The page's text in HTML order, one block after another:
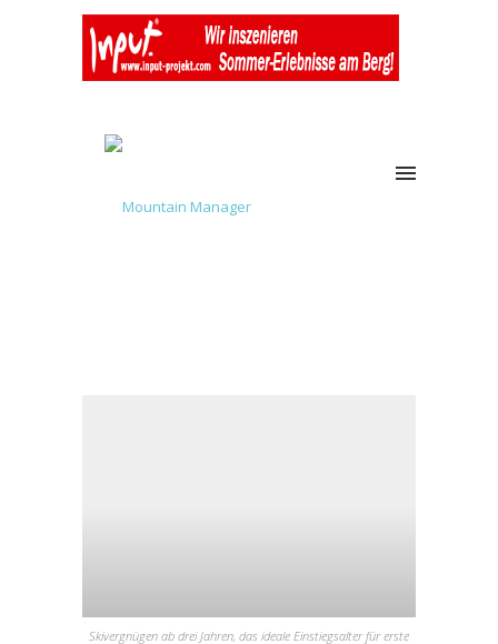
Skivergnügen ab drei Jahren, das ideale Einstiegsalter für erste